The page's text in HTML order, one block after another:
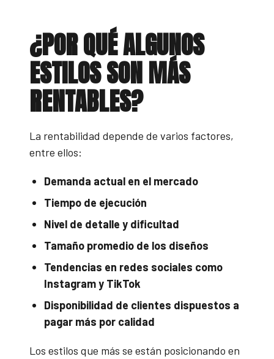
¿POR QUÉ ALGUNOS
ESTILOS SON MÁS
RENTABLES?
La rentabilidad depende de varios factores,
entre ellos:
Demanda actual en el mercado
Tiempo de ejecución
Nivel de detalle y dificultad
Tamaño promedio de los diseños
Tendencias en redes sociales como
Instagram y TikTok
Disponibilidad de clientes dispuestos a
pagar más por calidad
Los estilos que más se están posicionando en